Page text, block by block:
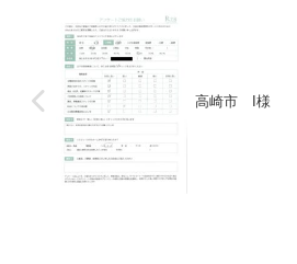
高崎市 I様